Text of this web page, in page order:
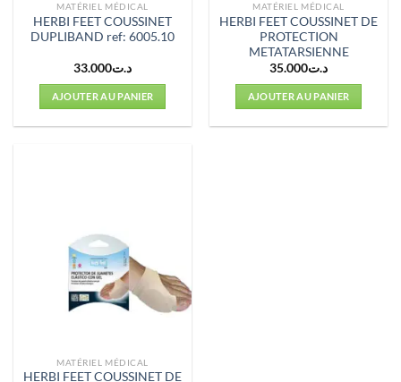
MATÉRIEL MÉDICAL
HERBI FEET COUSSINET
DUPLIBAND ref: 6005.10
د.ت33.000
AJOUTER AU PANIER
MATÉRIEL MÉDICAL
HERBI FEET COUSSINET DE
PROTECTION
METATARSIENNE
د.ت35.000
AJOUTER AU PANIER
MATÉRIEL MÉDICAL
HERBI FEET COUSSINET DE